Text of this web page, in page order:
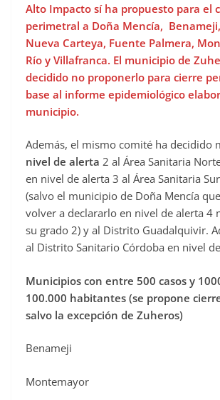
Alto Impacto sí ha propuesto para el
perimetral a Doña Mencía,
Nueva Carteya, Fuente Palmera,
Río y Villafranca. El municipio de
decidido no proponerlo para cierre
base al informe epidemiológico
municipio.
Además, el mismo comité ha decidido
nivel de alerta 2 al Área Sanitaria
en nivel de alerta 3 al Área Sanitaria
(salvo el municipio de Doña Mencía
volver a declararlo en nivel de alerta 4
su grado 2) y al Distrito Guadalquivir.
al Distrito Sanitario Córdoba en nivel
Municipios con entre 500 casos y
100.000 habitantes (se propone
salvo la excepción de Zuheros)
Benameji
Montemayor